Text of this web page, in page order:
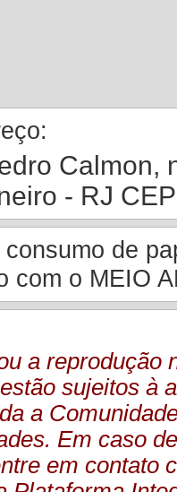
Calmon,
- RJ
de
com o MEIO
a reprodução
sujeitos à
a
Em caso
em contato